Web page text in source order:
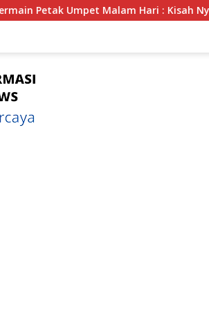
Hari : Kisah Nyata Dari YS Warga